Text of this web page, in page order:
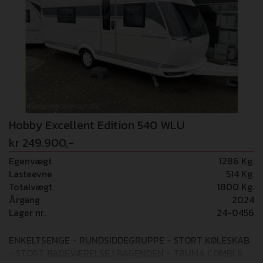
Gulvtemperering - Opvejning til 1.800 kg - Ekstra USB
stik - TV-holder Vi tager forbehold for eventuelle fejl i
opstilling/billede materialer.
Hobby Excellent Edition 540 WLU
kr 249.900,-
Egenvægt
1286 Kg.
Lasteevne
514 Kg.
Totalvægt
1800 Kg.
Årgang
2024
Lager nr.
24-0456
ENKELTSENGE - RUNDSIDDEGRUPPE - STORT KØLESKAB